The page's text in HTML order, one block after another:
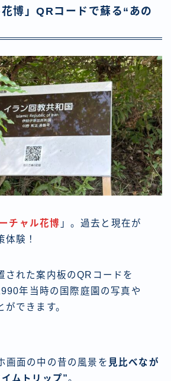
博」QRコードで蘇る“あの
チャル花博 」。過去と現在が
体験！
された案内板のQRコードを
年当時の国際庭園の写真や
できます。
面の中の昔の風景を 見比べなが
ムトリップ”。